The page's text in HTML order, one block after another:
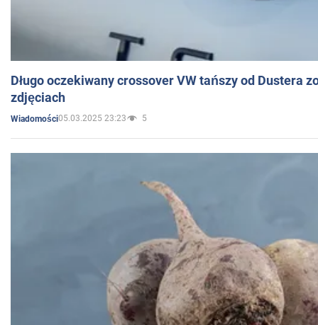
Długo oczekiwany crossover VW tańszy od Dustera
zdjęciach
Wiadomości05.03.2025 23:23 5